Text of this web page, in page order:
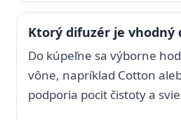
Ktorý difuzér je vhodný
Do kúpeľne sa výborne
vône, napríklad Cotton
podporia pocit čistoty a